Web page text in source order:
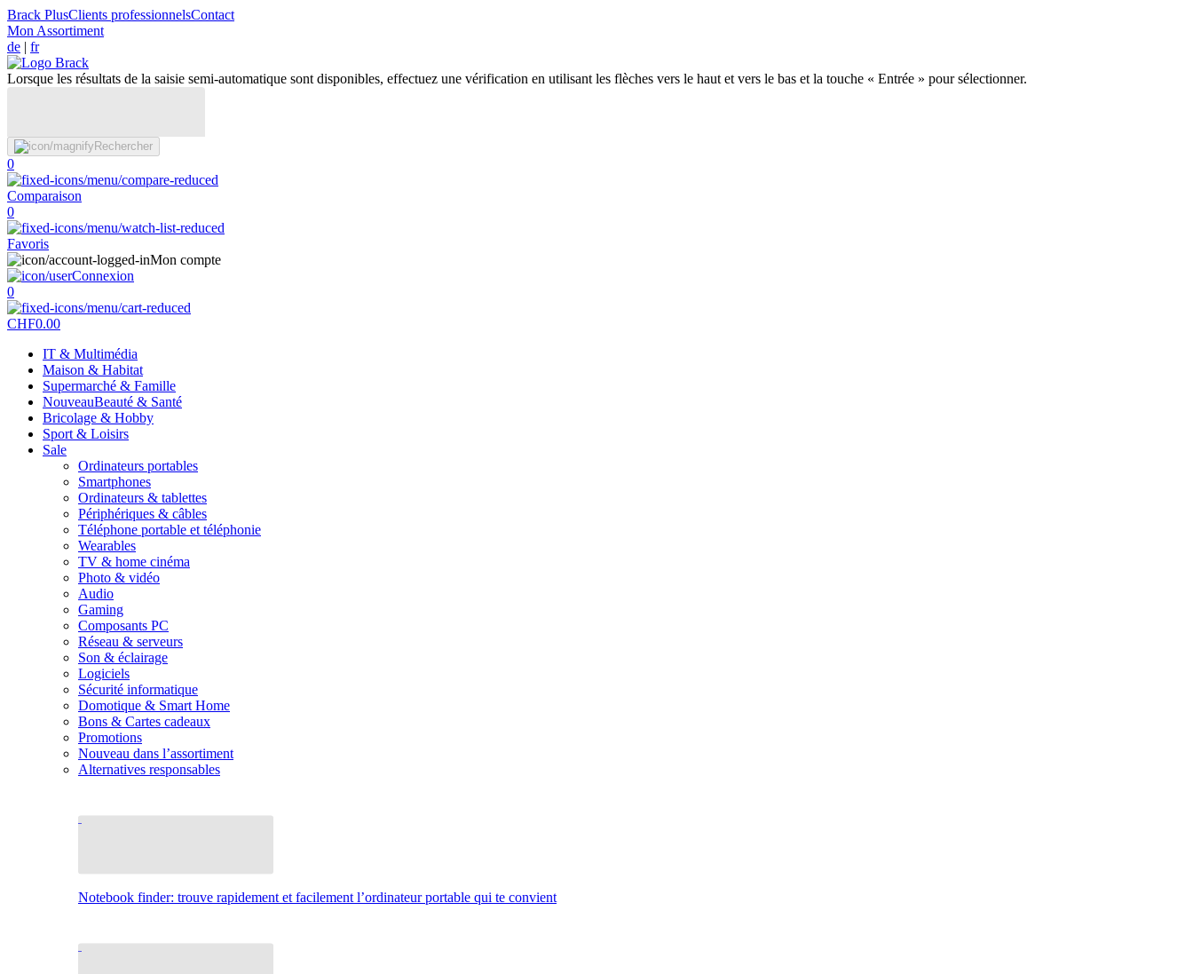
Brack PlusClients professionnelsContact
Mon Assortiment
de | fr
Lorsque les résultats de la saisie semi-automatique sont disponibles, effectuez une vérification en utilisant les flèches vers le haut et vers le bas et la touche « Entrée » pour sélectionner.
Rechercher
0
Comparaison
0
Favoris
Mon compte
Connexion
0
CHF0.00
IT & Multimédia
Maison & Habitat
Supermarché & Famille
NouveauBeauté & Santé
Bricolage & Hobby
Sport & Loisirs
Sale
Ordinateurs portables
Smartphones
Ordinateurs & tablettes
Périphériques & câbles
Téléphone portable et téléphonie
Wearables
TV & home cinéma
Photo & vidéo
Audio
Gaming
Composants PC
Réseau & serveurs
Son & éclairage
Logiciels
Sécurité informatique
Domotique & Smart Home
Bons & Cartes cadeaux
Promotions
Nouveau dans l’assortiment
Alternatives responsables
Notebook finder: trouve rapidement et facilement l’ordinateur portable qui te convient